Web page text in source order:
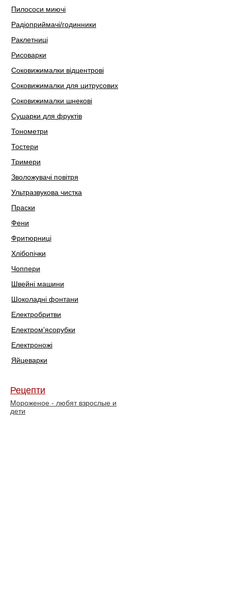
Пилососи миючі
Радіоприймачі/годинники
Раклетниці
Рисоварки
Соковижималки відцентрові
Соковижималки для цитрусових
Соковижималки шнекові
Сушарки для фруктів
Тонометри
Тостери
Тримери
Зволожувачі повітря
Ультразвукова чистка
Праски
Фени
Фритюрниці
Хлібопічки
Чоппери
Швейні машини
Шоколадні фонтани
Електробритви
Електром'ясорубки
Електроножі
Яйцеварки
Рецепти
Мороженое - любят взрослые и
дети